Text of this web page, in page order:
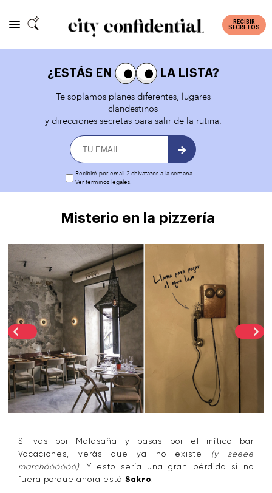
RECIBIR
SECRETOS
¿ESTÁS EN
LA LISTA?
Te soplamos planes diferentes, lugares
clandestinos
y direcciones secretas para salir de la rutina.
Recibiré por email 2 chivatazos a la semana.
Ver términos legales.
Misterio en la pizzería
Si vas por Malasaña y pasas por el mítico bar
Vacaciones, verás que ya no existe (y seeee
marchóóóóóó). Y esto sería una gran pérdida si no
fuera porque ahora estáSakro